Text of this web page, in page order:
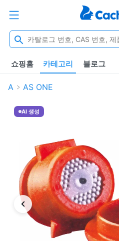
쇼핑홈 카테고리 블로그
A AS ONE
AI 생성